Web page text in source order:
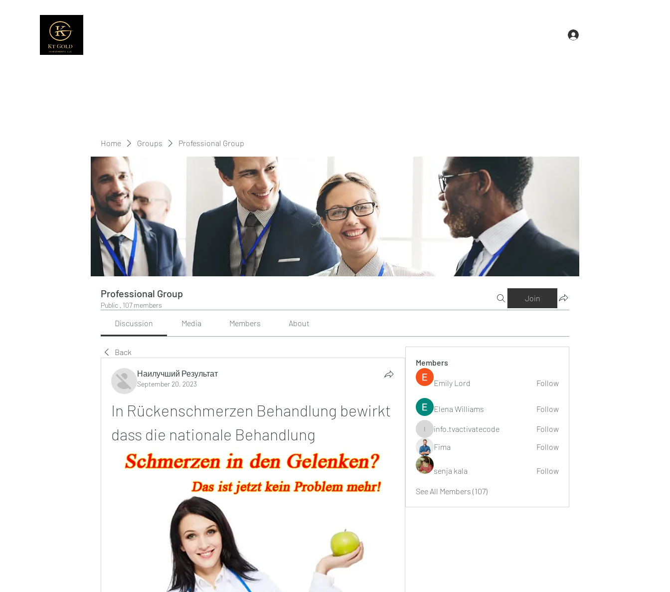
Home Groups Professional Group
Professional Group
Public · 107 members
Join
Discussion Media Members About
Back
Наилучший Результат
September 20, 2023
In Rückenschmerzen Behandlung bewirkt
dass die nationale Behandlung
Members
Emily Lord Follow
Elena Williams Follow
info.tvactivatecode
info.tvactivatecode
Follow
Fima
Follow
senja kala Follow
See All Members (107)